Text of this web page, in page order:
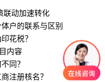
联动加速转化
户的联系与区别
花税？
内容
同？
注册核名？